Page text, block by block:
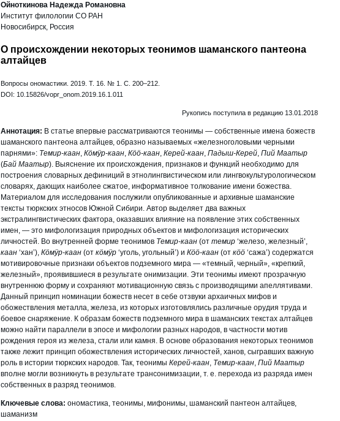
Ойноткинова Надежда Романовна
Институт филологии СО РАН
Новосибирск, Россия
О происхождении некоторых теонимов шаманского пантеона
алтайцев
Вопросы ономастики. 2019. Т. 16. № 1. С. 200–212.
DOI: 10.15826/vopr_onom.2019.16.1.011
Рукопись поступила в редакцию 13.01.2018
Аннотация: В статье впервые рассматриваются теонимы — собственные имена божеств
шаманского пантеона алтайцев, образно называемых «железноголовыми черными
парнями»: Темир-каан, Кöмÿр-каан, Кöö-каан, Керей-каан, Падыш-Керей, Пий Маатыр
(Бай Маатыр). Выяcнение их происхождения, признаков и функций необходимо для
построения словарных дефиниций в этнолингвистическом или лингвокультурологическом
словарях, дающих наиболее сжатое, информативное толкование имени божества.
Материалом для исследования послужили опубликованные и архивные шаманские
тексты тюркских этносов Южной Сибири. Автор выделяет два важных
экстралингвистических фактора, оказавших влияние на появление этих собственных
имен, — это мифологизация природных объектов и мифологизация исторических
личностей. Во внутренней форме теонимов Темир-каан (от темир ‘железо, железный’,
кaaн ‘хан’), Кöмÿр-каан (от кöмÿр ‘уголь, угольный’) и Кöö-каан (от кöö ‘сажа’) содержатся
мотивировочные признаки объектов подземного мира — «темный, черный», «крепкий,
железный», проявившиеся в результате онимизации. Эти теонимы имеют прозрачную
внутреннюю форму и сохраняют мотивационную связь с производящими апеллятивами.
Данный принцип номинации божеств несет в себе отзвуки архаичных мифов и
обожествления металла, железа, из которых изготовлялись различные орудия труда и
боевое снаряжение. К образам божеств подземного мира в шаманских текстах алтайцев
можно найти параллели в эпосе и мифологии разных народов, в частности мотив
рождения героя из железа, стали или камня. В основе образования некоторых теонимов
также лежит принцип обожествления исторических личностей, ханов, сыгравших важную
роль в истории тюркских народов. Так, теонимы Керей-каан, Темир-каан, Пий Маатыр
вполне могли возникнуть в результате трансонимизации, т. е. перехода из разряда имен
собственных в разряд теонимов.
Ключевые слова: ономастика, теонимы, мифонимы, шаманский пантеон алтайцев,
шаманизм